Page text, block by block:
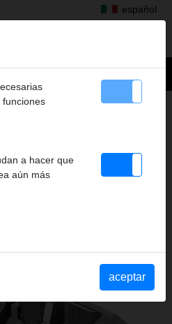
español
Peines tipo Strehler
TIPO
funciones
a hacer que
aún más
aceptar